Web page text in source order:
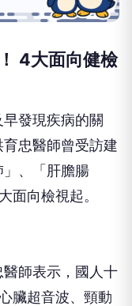
4大面向健檢
發現疾病的關
忠醫師曾受訪建
、「肝膽腸
面向檢視起。
師表示，國人十
臟超音波、頸動